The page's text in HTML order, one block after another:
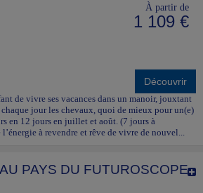
À partir de
1 109 €
Découvrir
de vivre ses vacances dans un manoir, jouxtant
jour les chevaux, quoi de mieux pour un(e)
jours en juillet et août. (7 jours à
à revendre et rêve de vivre de nouvel...
PAYS DU FUTUROSCOPE